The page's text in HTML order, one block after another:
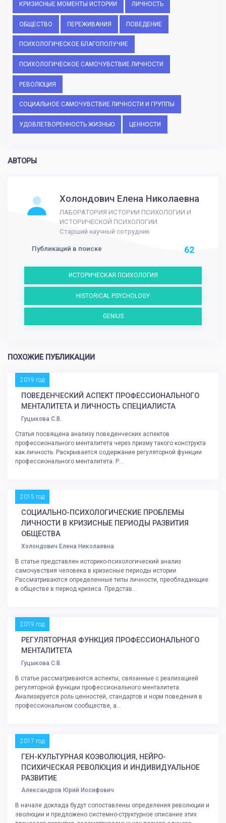
КРИЗИСНЫЕ МОМЕНТЫ ИСТОРИИ ЛИЧНОСТЬ
ОБЩЕСТВО ПЕРЕЖИВАНИЯ ПОВЕДЕНИЕ
ПСИХОЛОГИЧЕСКОЕ БЛАГОПОЛУЧИЕ
ПСИХОЛОГИЧЕСКОЕ САМОЧУВСТВИЕ ЛИЧНОСТИ
РЕВОЛЮЦИЯ
СОЦИАЛЬНОЕ САМОЧУВСТВИЕ ЛИЧНОСТИ И ГРУППЫ
УДОВЛЕТВОРЕННОСТЬ ЖИЗНЬЮ ЦЕННОСТИ
АВТОРЫ
Холондович Елена Николаевна
ЛАБОРАТОРИЯ ИСТОРИИ ПСИХОЛОГИИ И
ИСТОРИЧЕСКОЙ ПСИХОЛОГИИ
Старший научный сотрудник
Публикаций в поиске 62
ИСТОРИЧЕСКАЯ ПСИХОЛОГИЯ
HISTORICAL PSYCHOLOGY
GENIUS
ПОХОЖИЕ ПУБЛИКАЦИИ
2019 год
ПОВЕДЕНЧЕСКИЙ АСПЕКТ ПРОФЕССИОНАЛЬНОГО
МЕНТАЛИТЕТА И ЛИЧНОСТЬ СПЕЦИАЛИСТА
Гуцыкова С.В.
Статья посвящена анализу поведенческих аспектов
профессионального менталитета через призму такого конструкта
как личность. Раскрывается содержание регуляторной функции
профессионального менталитета. Р...
2015 год
СОЦИАЛЬНО-ПСИХОЛОГИЧЕСКИЕ ПРОБЛЕМЫ
ЛИЧНОСТИ В КРИЗИСНЫЕ ПЕРИОДЫ РАЗВИТИЯ
ОБЩЕСТВА
Холондович Елена Николаевна
В статье представлен историко-психологический анализ
самочувствия человека в кризисные периоды истории.
Рассматриваются определенные типы личности, преобладающие
в обществе в период кризиса. Представ...
2019 год
РЕГУЛЯТОРНАЯ ФУНКЦИЯ ПРОФЕССИОНАЛЬНОГО
МЕНТАЛИТЕТА
Гуцыкова С.В.
В статье рассматриваются аспекты, связанные с реализацией
регуляторной функции профессионального менталитета.
Анализируется роль ценностей, стандартов и норм поведения в
профессиональном сообществе, а...
2017 год
ГЕН-КУЛЬТУРНАЯ КОЭВОЛЮЦИЯ, НЕЙРО-
ПСИХИЧЕСКАЯ РЕВОЛЮЦИЯ И ИНДИВИДУАЛЬНОЕ
РАЗВИТИЕ
Александров Юрий Иосифович
В начале доклада будут сопоставлены определения революции и
эволюции и предложено системно-структурное описание этих